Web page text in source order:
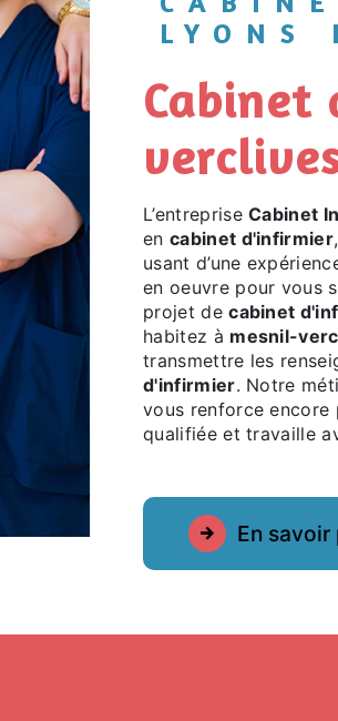
LYONS
cabinet d'infirmier à mesnil-
L’entrepriseCabinet
en cabinet d'infirmier
usant d’une
en oeuvre pour vous
projet decabinet
habitez à mesnil-
transmettre les
d'infirmier. Notre
vous renforce encore
qualifiée et travaille
En savoir